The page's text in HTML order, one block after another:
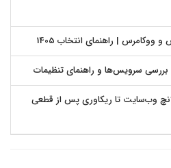
ووکامرس | راهنمای انتخاب 1405
وب‌سایت تا ریکاوری پس از قطعی